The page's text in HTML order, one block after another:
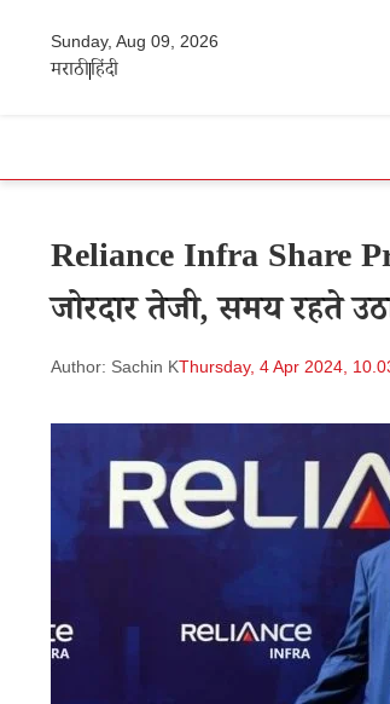
Sunday, Aug 09, 2026
मराठीहिंदी
Reliance Infra Share
जोरदार तेजी, समय रहते
Author: Sachin KThursday, 4 Apr 2024,